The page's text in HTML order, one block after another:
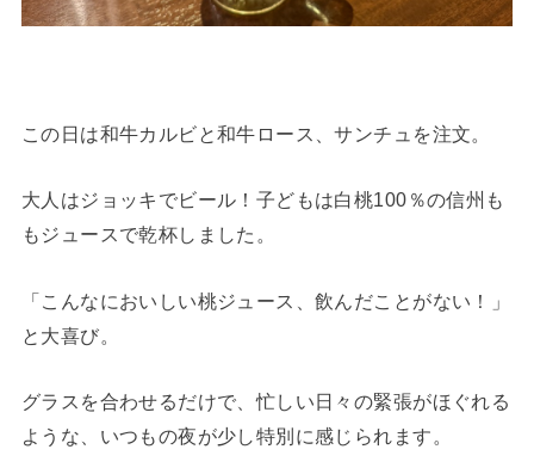
この日は和牛カルビと和牛ロース、サンチュを注文。
大人はジョッキでビール！子どもは白桃100％の信州も
もジュースで乾杯しました。
「こんなにおいしい桃ジュース、飲んだことがない！」
と大喜び。
グラスを合わせるだけで、忙しい日々の緊張がほぐれる
ような、いつもの夜が少し特別に感じられます。